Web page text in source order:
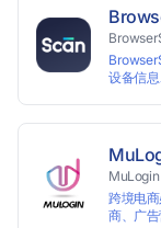
个账号
营、海
等多种行
设备信
跨境电
商、广